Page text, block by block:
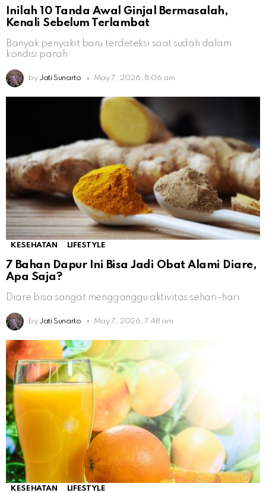
Inilah 10 Tanda Awal Ginjal Bermasalah,
Kenali Sebelum Terlambat
Banyak penyakit baru terdeteksi saat sudah dalam
kondisi parah
by Jati Sunarto May 7, 2026, 8:06 am
KESEHATAN LIFESTYLE
7 Bahan Dapur Ini Bisa Jadi Obat Alami Diare,
Apa Saja?
Diare bisa sangat mengganggu aktivitas sehari-hari
by Jati Sunarto May 7, 2026, 7:48 am
KESEHATAN LIFESTYLE